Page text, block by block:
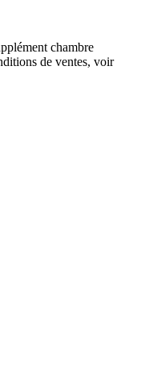
chambre
de ventes, voir